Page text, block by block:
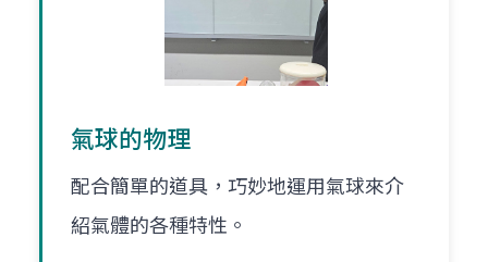
氣球的物理
配合簡單的道具，巧妙地運用氣球來介
紹氣體的各種特性。